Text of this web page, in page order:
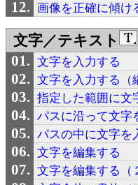
画像を正確に傾け
文字／テキスト
文字を入力する
文字を入力する（
指定した範囲に文
パスに沿って文字
パスの中に文字を
文字を編集する
文字を編集する（